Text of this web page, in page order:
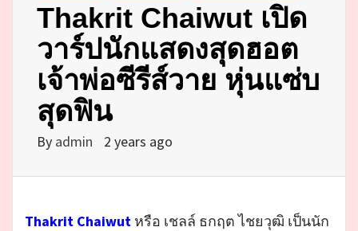
Thakrit Chaiwut เปิด
วาร์ปนักแสดงสุดฮอต
เจ้าพ่อซีรีส์วาย หุ่นแซ่บ
สุดฟิน
By admin 2 years ago
Thakrit Chaiwut หรือ เชลล์ ธกฤต ไชยวุฒิ เป็นนัก